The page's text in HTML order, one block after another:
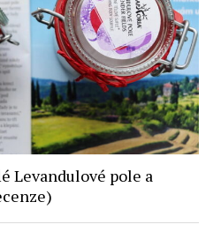
Levandulové pole a